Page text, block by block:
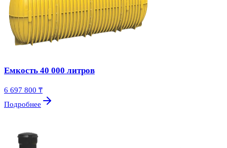
Емкость 40 000 литров
6 697 800 ₸
Подробнее